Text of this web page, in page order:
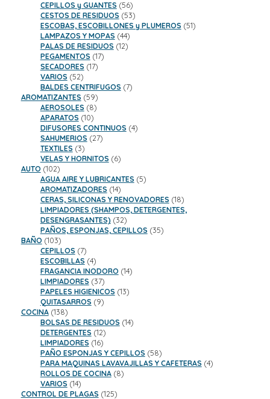
productos
CEPILLOS y GUANTES 5656
productos
CESTOS DE RESIDUOS 5353
productos
ESCOBAS, ESCOBILLONES y PLUMEROS 5151
LAMPAZOS Y MOPAS 4444
productos
PALAS DE RESIDUOS 1212
PEGAMENTOS 1717
SECADORES 1717
VARIOS 5252
productos
BALDES CENTRIFUGOS 77
AROMATIZANTES 5959
productos
AEROSOLES 88
productos
APARATOS 1010
productos
DIFUSORES CONTINUOS 44
SAHUMERIOS 2727
TEXTILES 33
productos
VELAS Y HORNITOS 66
AUTO 102102
productos
AGUA AIRE Y LUBRICANTES 55
AROMATIZADORES 1414
productos
CERAS, SILICONAS Y RENOVADORES 1818
productos
LIMPIADORES (SHAMPOS, DETERGENTES,
DESENGRASANTES) 3232
productos
PAÑOS, ESPONJAS, CEPILLOS 3535
BAÑO 103103
productos
CEPILLOS 77
productos
ESCOBILLAS 44
productos
FRAGANCIA INODORO 1414
LIMPIADORES 3737
productos
PAPELES HIGIENICOS 1313
QUITASARROS 99
COCINA 138138
productos
BOLSAS DE RESIDUOS 1414
DETERGENTES 1212
productos
LIMPIADORES 1616
productos
PAÑO ESPONJAS Y CEPILLOS 5858
productos
PARA MAQUINAS LAVAVAJILLAS Y CAFETERAS 44
ROLLOS DE COCINA 88
VARIOS 1414
productos
CONTROL DE PLAGAS 125125